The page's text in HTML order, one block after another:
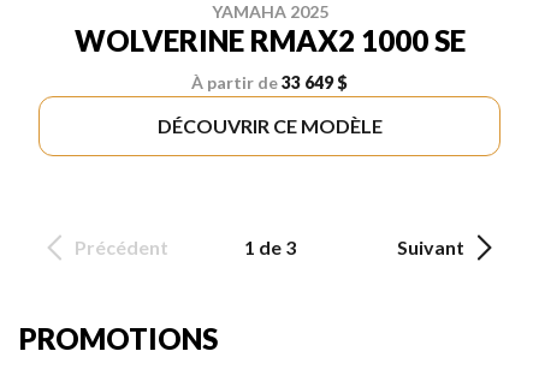
YAMAHA 2025
WOLVERINE RMAX2 1000 SE
À partir de33 649 $
DÉCOUVRIR CE MODÈLE
Précédent 1 de 3 Suivant
PROMOTIONS